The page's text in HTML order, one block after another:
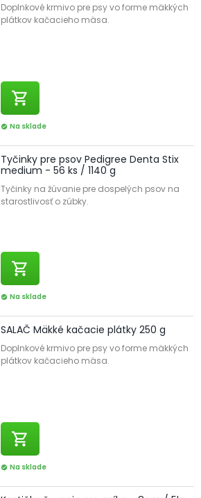
Doplnkové krmivo pre psy vo forme mäkkých
plátkov kačacieho mäsa.
shopping_cart
check_circle Na sklade
Tyčinky pre psov Pedigree Denta Stix
medium - 56 ks / 1140 g
Tyčinky na žúvanie pre dospelých psov na
starostlivosť o zúbky.
shopping_cart
check_circle Na sklade
SALAČ Mäkké kačacie plátky 250 g
Doplnkové krmivo pre psy vo forme mäkkých
plátkov kačacieho mäsa.
shopping_cart
check_circle Na sklade